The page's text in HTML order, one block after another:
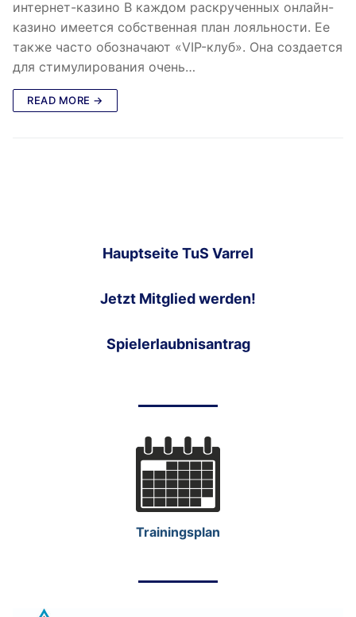
интернет-казино В каждом раскрученных онлайн-
казино имеется собственная план лояльности. Ее
также часто обозначают «VIP-клуб». Она создается
для стимулирования очень…
READ MORE →
Hauptseite TuS Varrel
Jetzt Mitglied werden!
Spielerlaubnisantrag
Trainingsplan